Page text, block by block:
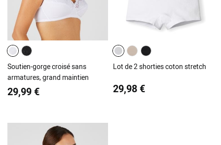
Soutien-gorge croisé sans
armatures, grand maintien
29,99 €
Lot de 2 shorties coton stretch
29,98 €